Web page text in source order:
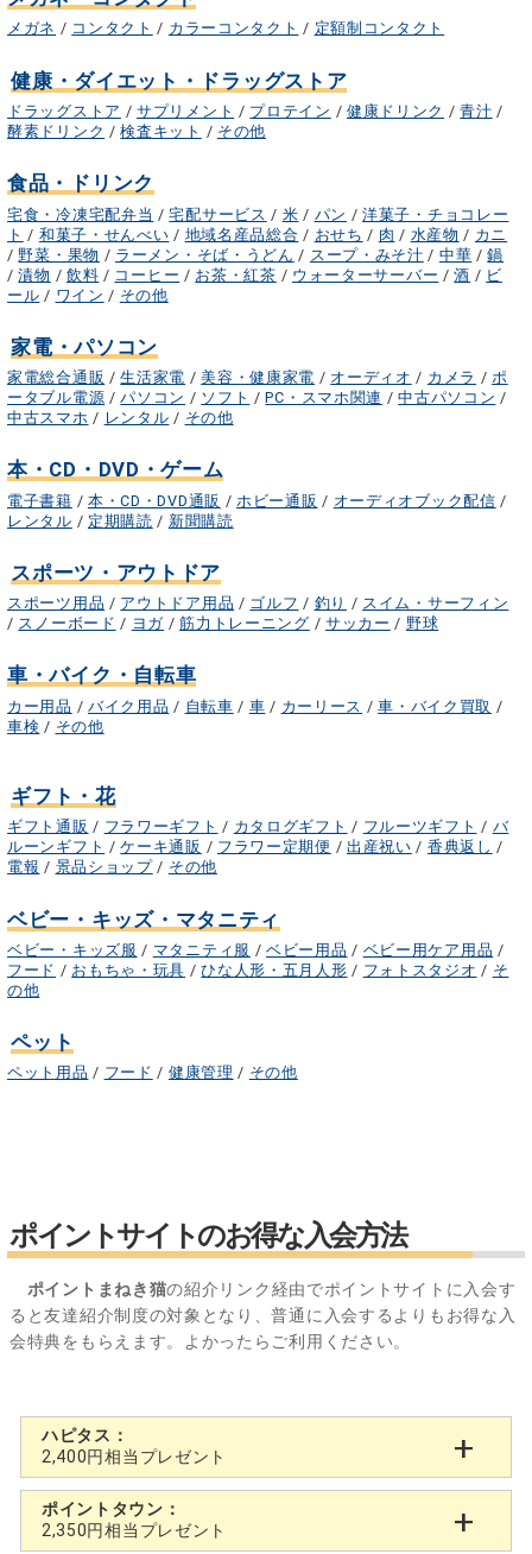
メガネ / コンタクト / カラーコンタクト / 定額制コンタクト
健康・ダイエット・ドラッグストア
ドラッグストア /サプリメント / プロテイン / 健康ドリンク /青汁 /
酵素ドリンク /検査キット / その他
食品・ドリンク
宅食・冷凍宅配弁当 /宅配サービス / 米 / パン /洋菓子・チョコレー
ト / 和菓子・せんべい / 地域名産品総合 / おせち / 肉 / 水産物 / カニ
/ 野菜・果物 / ラーメン・そば・うどん / スープ・みそ汁 / 中華 /鍋
/漬物 / 飲料 / コーヒー / お茶・紅茶 / ウォーターサーバー /酒 / ビ
ール / ワイン / その他
家電・パソコン
家電総合通販 /生活家電 /美容・健康家電 / オーディオ / カメラ /ポ
ータブル電源 /パソコン / ソフト /PC・スマホ関連 /中古パソコン /
中古スマホ / レンタル / その他
本・CD・DVD・ゲーム
電子書籍 / 本・CD・DVD通販 / ホビー通販 / オーディオブック配信 /
レンタル / 定期購読 / 新聞購読
スポーツ・アウトドア
スポーツ用品 / アウトドア用品 / ゴルフ / 釣り / スイム・サーフィン
/ スノーボード / ヨガ /筋力トレーニング / サッカー / 野球
車・バイク・自転車
カー用品 / バイク用品 / 自転車 / 車 / カーリース /車・バイク買取 /
車検 / その他
ギフト・花
ギフト通販 / フラワーギフト / カタログギフト / フルーツギフト / バ
ルーンギフト /ケーキ通販 / フラワー定期便 / 出産祝い / 香典返し /
電報 / 景品ショップ/ その他
ベビー・キッズ・マタニティ
ベビー・キッズ服 / マタニティ服 /ベビー用品 / ベビー用ケア用品 /
フード / おもちゃ・玩具 /ひな人形・五月人形 / フォトスタジオ / そ
の他
ペット
ペット用品 / フード / 健康管理 / その他
ポイントサイトのお得な入会方法
ポイントまねき猫の紹介リンク経由でポイントサイトに入会す
ると友達紹介制度の対象となり、普通に入会するよりもお得な入
会特典をもらえます。よかったらご利用ください。
ハピタス：
2,400円相当プレゼント
ポイントタウン：
2,350円相当プレゼント